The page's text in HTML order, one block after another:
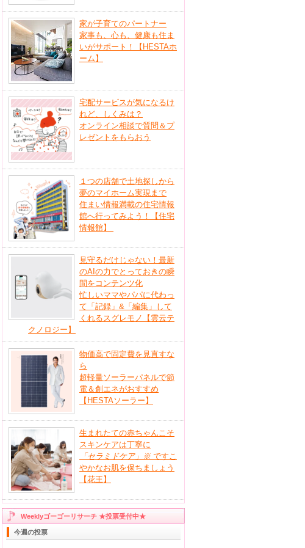
家が子育てのパートナー
家事も、心も、健康も住ま
いがサポート！【HESTAホ
ーム】
宅配サービスが気になるけ
れど、しくみは？
オンライン相談で質問＆プ
レゼントをもらおう
１つの店舗で土地探しから
夢のマイホーム実現まで
住まい情報満載の住宅情報
館へ行ってみよう！【住宅
情報館】
見守るだけじゃない！最新
のAIの力でとっておきの瞬
間をコンテンツ化
忙しいママやパパに代わっ
て「記録」&「編集」して
くれるスグレモノ【雲云テ
クノロジー】
物価高で固定費を見直すな
ら
超軽量ソーラーパネルで節
電＆創エネがおすすめ
【HESTAソーラー】
生まれたての赤ちゃんこそ
スキンケアは丁寧に
「セラミドケア」 ※ ですこ
やかなお肌を保ちましょう
【花王】
Weeklyゴーゴーリサーチ ★投票受付中★
今週の投票